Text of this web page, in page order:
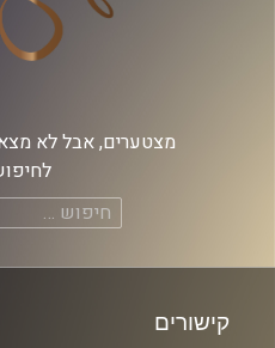
מצטערים, אבל לא
חיפוש:
קישורים